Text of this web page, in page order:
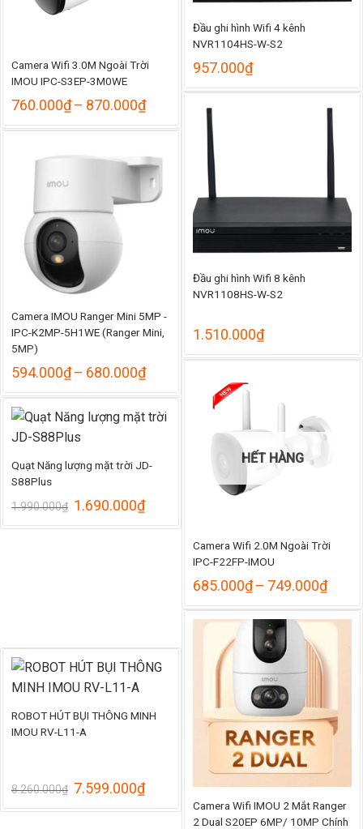
Đầu ghi hình Wifi 4 kênh
NVR1104HS-W-S2
957.000₫
Camera Wifi 3.0M Ngoài Trời
IMOU IPC-S3EP-3M0WE
760.000₫– 870.000₫Khoảng
từ
đến
870.000₫
Đầu ghi hình Wifi 8 kênh
NVR1108HS-W-S2
1.510.000₫
Camera IMOU Ranger Mini 5MP -
IPC-K2MP-5H1WE (Ranger Mini,
5MP)
594.000₫– 680.000₫Khoảng
từ
594.000₫
HẾT HÀNG
Camera Wifi 2.0M Ngoài Trời
IPC-F22FP-IMOU
685.000₫– 749.000₫
từ
Quạt Năng lượng mặt trời JD-
S88Plus
1.990.000₫ Giá
là:
1.690.000₫Giá
tại
1.690.000₫.
Camera Wifi IMOU 2 Mắt Ranger
2 Dual S20EP 6MP/ 10MP Chính
ROBOT HÚT BỤI THÔNG MINH
IMOU RV-L11-A
8.260.000₫ Giá
là:
7.599.000₫Giá
tại